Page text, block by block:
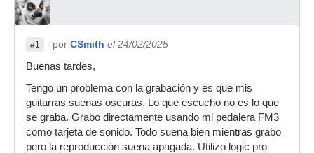
#1 por CSmith el 24/02/2025
Buenas tardes,
Tengo un problema con la grabación y es que mis
guitarras suenas oscuras. Lo que escucho no es lo que
se graba. Grabo directamente usando mi pedalera FM3
como tarjeta de sonido. Todo suena bien mientras grabo
pero la reproducción suena apagada. Utilizo logic pro